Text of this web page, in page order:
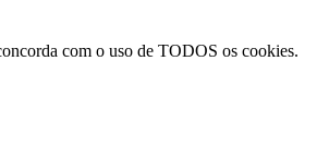
com o uso de TODOS os cookies.